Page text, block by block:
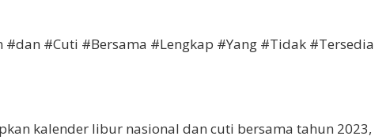
#Cuti #Bersama #Lengkap #Yang #Tidak #Tersedia
kalender libur nasional dan cuti bersama tahun 2023,